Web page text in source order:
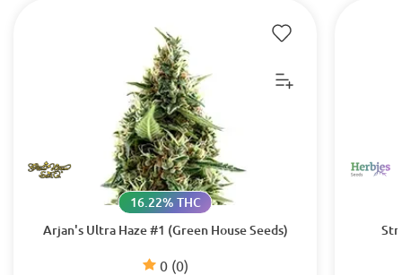
Arjan's Ultra Haze #1 (Green House Seeds)
0 (0)
16.22% THC